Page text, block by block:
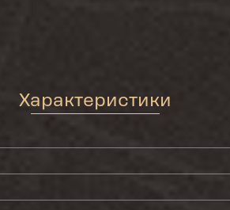
Характеристики